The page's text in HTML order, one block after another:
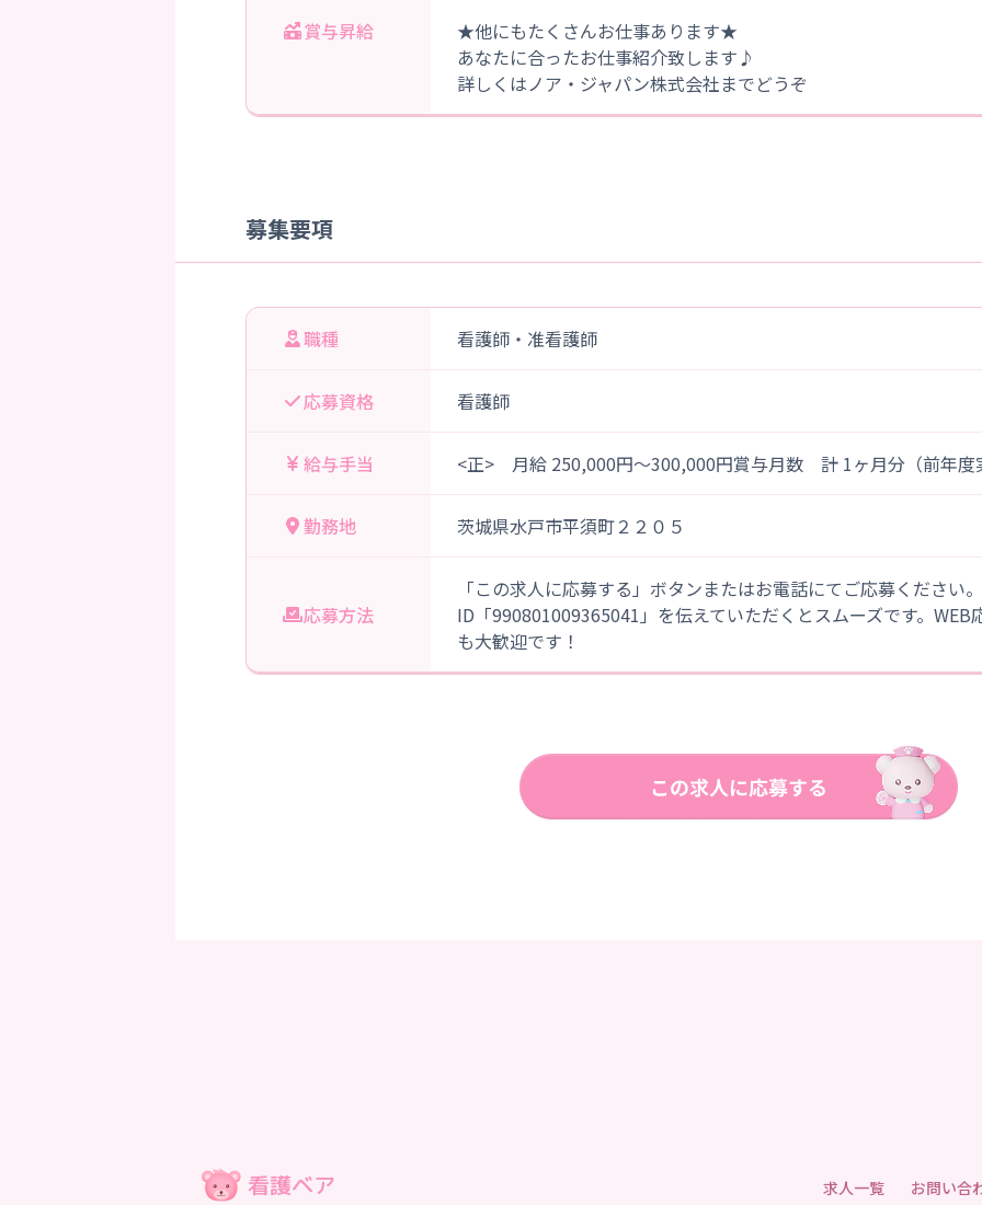
賞与昇給
★他にもたくさんお仕事あります★
あなたに合ったお仕事紹介致します♪
詳しくはノア・ジャパン株式会社までどうぞ
募集要項
職種 看護師・准看護師
応募資格 看護師
給与手当 <正> 月給 250,000円～300,000円賞与月数 計 1ヶ月分（前年度
勤務地 茨城県水戸市平須町２２０５
応募方法
「この求人に応募する」ボタンまたはお電話にてご応募ください
ID「990801009365041」を伝えていただくとスムーズです。WEB
も大歓迎です！
求人一覧 お問い合